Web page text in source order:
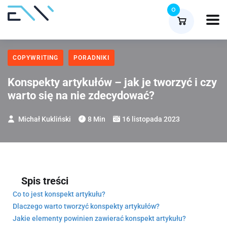
0
COPYWRITING PORADNIKI
Konspekty artykułów – jak je tworzyć i czy
warto się na nie zdecydować?
Michał Kukliński 8 Min 16 listopada 2023
Spis treści
Co to jest konspekt artykułu?
Dlaczego warto tworzyć konspekty artykułów?
Jakie elementy powinien zawierać konspekt artykułu?